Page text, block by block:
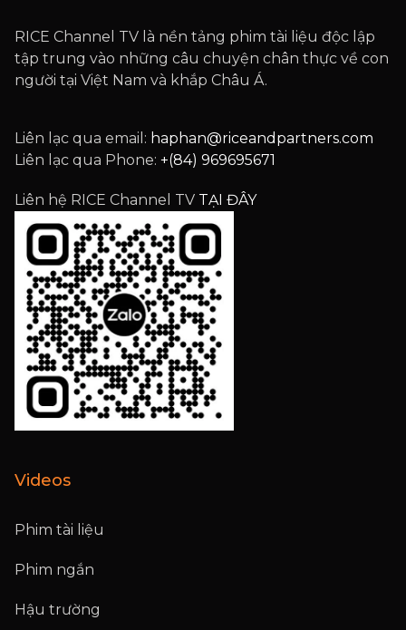
RICE Channel TV là nền tảng phim tài liệu độc lập
tập trung vào những câu chuyện chân thực về con
người tại Việt Nam và khắp Châu Á.
Liên lạc qua email: haphan@riceandpartners.com
Liên lạc qua Phone: +(84) 969695671
Liên hệ RICE Channel TV TẠI ĐÂY
Videos
Phim tài liệu
Phim ngắn
Hậu trường